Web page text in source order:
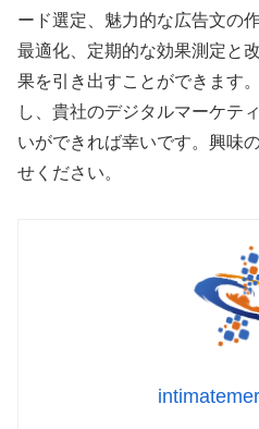
ード選定、魅力的な広告文の
最適化、定期的な効果測定と
果を引き出すことができます
し、貴社のデジタルマーケテ
いができれば幸いです。興味
せください。